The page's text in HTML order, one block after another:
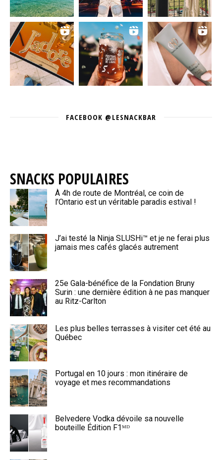
FACEBOOK @LESNACKBAR
SNACKS POPULAIRES
À 4h de route de Montréal, ce coin de
l’Ontario est un véritable paradis estival !
J’ai testé la Ninja SLUSHi™ et je ne ferai plus
jamais mes cafés glacés autrement
25e Gala-bénéfice de la Fondation Bruny
Surin : une dernière édition à ne pas manquer
au Ritz-Carlton
Les plus belles terrasses à visiter cet été au
Québec
Portugal en 10 jours : mon itinéraire de
voyage et mes recommandations
Belvedere Vodka dévoile sa nouvelle
bouteille Édition F1ᴹᴰ